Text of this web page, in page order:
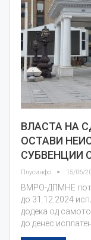
ВЛАСТА НА
ОСТАВИ
СУБВЕНЦИИ
Плусинфо 15/06/
ВМРО-ДПМНЕ
до 31.12.2024
додека од
до денес